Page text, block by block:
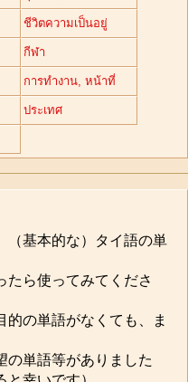
ชีวิตความเป็นอยู่
กีฬา
การทำงาน, หน้าที่
ประเทศ
（基本的な）タイ語の単
たら使ってみてくださ
的の単語がなくても、ま
の単語等がありました